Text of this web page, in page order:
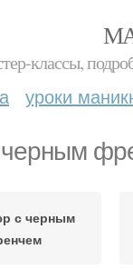
классы,
уроки
черным
с черным